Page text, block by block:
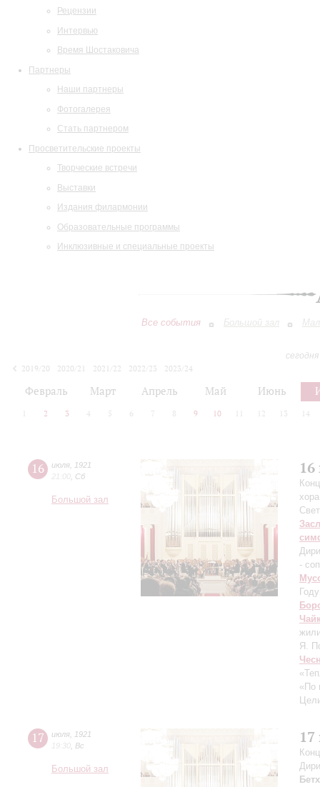
Рецензии
Интервью
Время Шостаковича
Партнеры
Наши партнеры
Фотогалерея
Стать партнером
Просветительские проекты
Творческие встречи
Выставки
Издания филармонии
Образовательные программы
Инклюзивные и специальные проекты
Все события Большой зал
2019/20
2020/21 2021/22 2022/23
2023/24
Февраль Март Апрель Май Июнь
2 3 4 5 6 7 8 9 10 12 13 14
16 июля
1921
21:00 Сб
Большой зал
-
Я.
«По
17 июля
1921
19:30 Вс
Большой зал